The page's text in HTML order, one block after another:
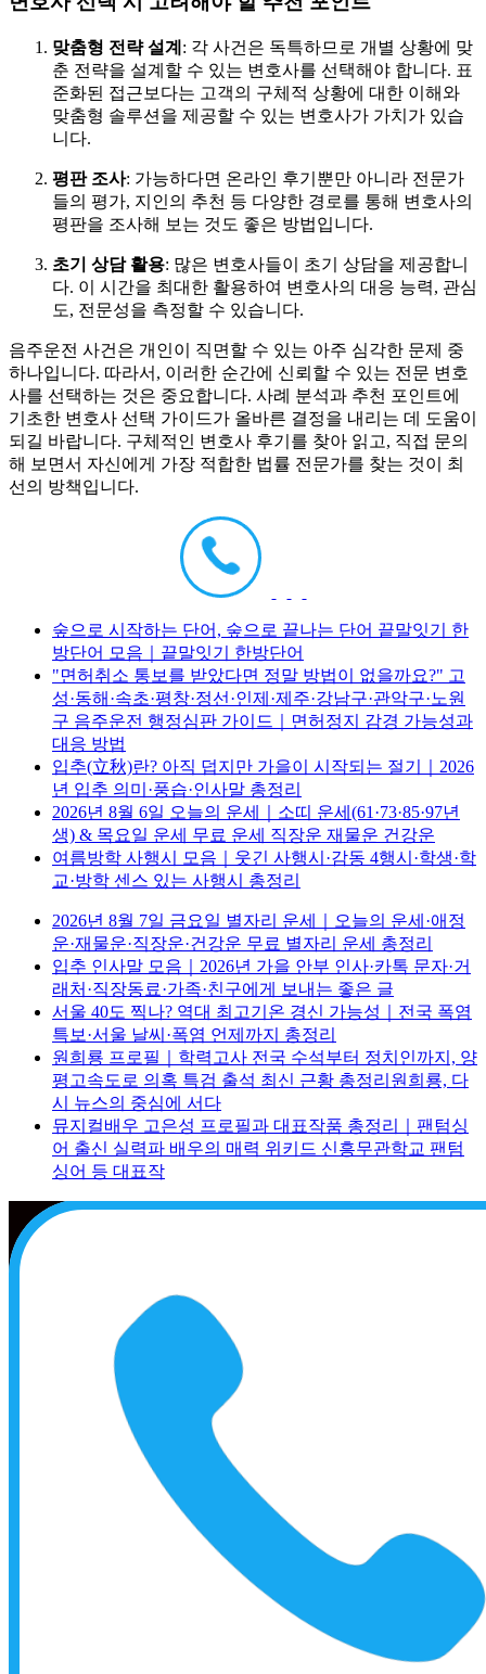
맞춤형 전략 설계 : 각 사건은 독특하므로 개별 상황에 맞
춘 전략을 설계할 수 있는 변호사를 선택해야 합니다. 표
준화된 접근보다는 고객의 구체적 상황에 대한 이해와
맞춤형 솔루션을 제공할 수 있는 변호사가 가치가 있습
니다.
평판 조사: 가능하다면 온라인 후기뿐만 아니라 전문가
들의 평가, 지인의 추천 등 다양한 경로를 통해 변호사의
평판을 조사해 보는 것도 좋은 방법입니다.
초기 상담 활용: 많은 변호사들이 초기 상담을 제공합니
다. 이 시간을 최대한 활용하여 변호사의 대응 능력, 관심
도, 전문성을 측정할 수 있습니다.
음주운전 사건은 개인이 직면할 수 있는 아주 심각한 문제 중
하나입니다. 따라서, 이러한 순간에 신뢰할 수 있는 전문 변호
사를 선택하는 것은 중요합니다. 사례 분석과 추천 포인트에
기초한 변호사 선택 가이드가 올바른 결정을 내리는 데 도움이
되길 바랍니다. 구체적인 변호사 후기를 찾아 읽고, 직접 문의
해 보면서 자신에게 가장 적합한 법률 전문가를 찾는 것이 최
선의 방책입니다.
숲으로 시작하는 단어, 숲으로 끝나는 단어 끝말잇기 한
방단어 모음｜끝말잇기 한방단어
"면허취소 통보를 받았다면 정말 방법이 없을까요?" 고
성·동해·속초·평창·정선·인제·제주·강남구·관악구·노원
구 음주운전 행정심판 가이드｜면허정지 감경 가능성과
대응 방법
입추(立秋)란? 아직 덥지만 가을이 시작되는 절기｜2026
년 입추 의미·풍습·인사말 총정리
2026년 8월 6일 오늘의 운세｜소띠 운세(61·73·85·97년
생) & 목요일 운세 무료 운세 직장운 재물운 건강운
여름방학 사행시 모음｜웃긴 사행시·감동 4행시·학생·학
교·방학 센스 있는 사행시 총정리
2026년 8월 7일 금요일 별자리 운세｜오늘의 운세·애정
운·재물운·직장운·건강운 무료 별자리 운세 총정리
입추 인사말 모음｜2026년 가을 안부 인사·카톡 문자·거
래처·직장동료·가족·친구에게 보내는 좋은 글
서울 40도 찍나? 역대 최고기온 경신 가능성｜전국 폭염
특보·서울 날씨·폭염 언제까지 총정리
원희룡 프로필｜학력고사 전국 수석부터 정치인까지, 양
평고속도로 의혹 특검 출석 최신 근황 총정리원희룡, 다
시 뉴스의 중심에 서다
뮤지컬배우 고은성 프로필과 대표작품 총정리｜팬텀싱
어 출신 실력파 배우의 매력 위키드 신흥무관학교 팬텀
싱어 등 대표작